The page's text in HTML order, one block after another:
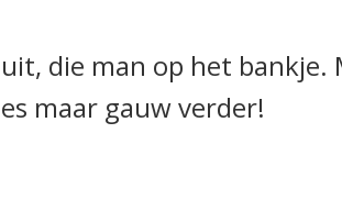
die man op het bankje.
maar gauw verder!